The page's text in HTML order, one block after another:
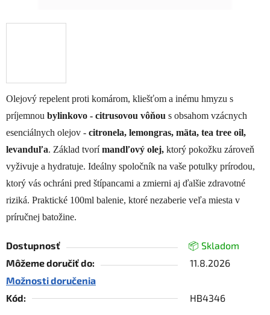
Olejový repelent proti komárom, kliešťom a inému hmyzu s
príjemnou bylinkovo - citrusovou vôňou s obsahom vzácnych
esenciálnych olejov - citronela, lemongras, mäta, tea tree oil,
levanduľa. Základ tvorímandľový olej, ktorý pokožku zároveň
vyživuje a hydratuje. Ideálny spoločník na vaše potulky prírodou,
ktorý vás ochráni pred štípancami a zmierni aj ďalšie zdravotné
riziká. Praktické 100ml balenie, ktoré nezaberie veľa miesta v
príručnej batožine.
Dostupnosť
📦 Skladom
Môžeme doručiť do:
11.8.2026
Možnosti doručenia
Kód:
HB4346